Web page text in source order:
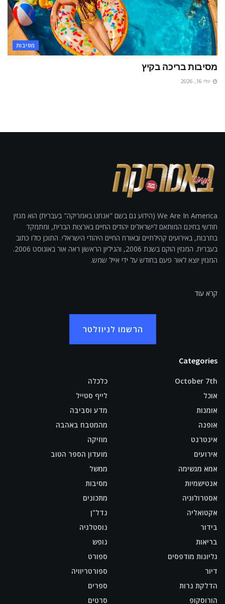
מסיבות
מסיבות בריכה בקיץ
יולי 16, 2026
We Are In America (הידוע גם בשם "אנחנו באמריקה" בעברית) הוא מגזין
חודשי בחינם המותאם לישראלים יהודים החיים בארצות הברית, ומתמקד
בתרבות, באירועים קהילתיים ובאורח החיים היהודי הישראלי. התוכן כולו כתוב
בעברית. המגזין הוקם בשנת 2006, והגיליון הראשון ראה אור באוגוסט 2006.
המגזין יוצא לאור פעם בחודש על ידי אייל שמש.
קרא עוד
הרשמו לניוזלטר
Categories
October 7th
אוכל
אומנות
אופנה
אינטרנט
אירועים
אמא מגשימה
אנטישמיות
אסטרולוגיה
אקטואליה
בידור
בריאות
גליונות מודפסים
דיור
הדלקת נרות
הורוסקופ
כלכלה
לייף סטייל
מדע וסביבה
מהמטבח באהבה
מוזיקה
מועדון הספר הטוב
ממשל
מסיבות
מתכונים
נדל"ן
נוסטלגיה
נופש
ספורט
ספורטריוויה
ספרים
סרטים